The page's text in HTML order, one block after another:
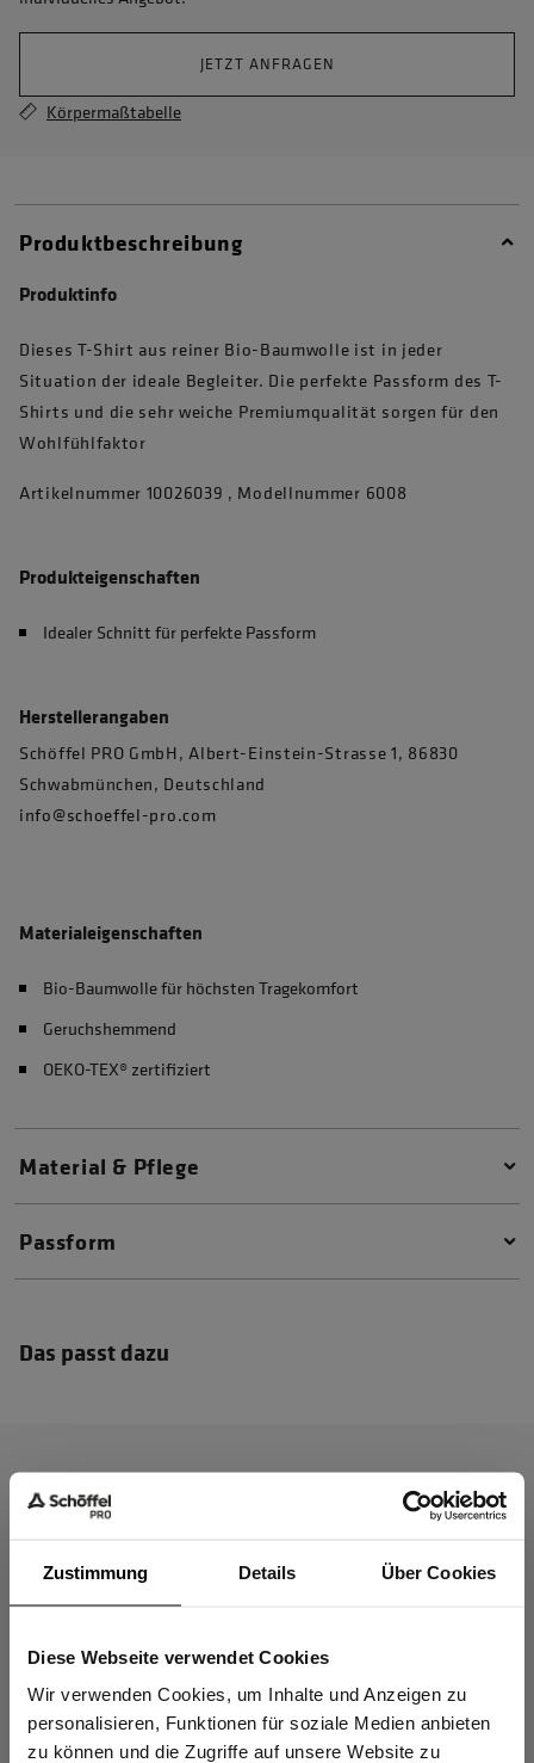
Zustimmung Details Über Cookies
Diese Webseite verwendet Cookies
Wir verwenden Cookies, um Inhalte und Anzeigen zu
personalisieren, Funktionen für soziale Medien anbieten
zu können und die Zugriffe auf unsere Website zu
JETZT ANFRAGEN
Körpermaßtabelle
Produktbeschreibung
Produktinfo
Dieses T-Shirt aus reiner Bio-Baumwolle ist in jeder
Situation der ideale Begleiter. Die perfekte Passform des T-
Shirts und die sehr weiche Premiumqualität sorgen für den
Wohlfühlfaktor
Artikelnummer 10026039 , Modellnummer 6008
Produkteigenschaften
Idealer Schnitt für perfekte Passform
Herstellerangaben
Schöffel PRO GmbH, Albert-Einstein-Strasse 1, 86830
Schwabmünchen, Deutschland
info@schoeffel-pro.com
Materialeigenschaften
Bio-Baumwolle für höchsten Tragekomfort
Geruchshemmend
OEKO-TEX® zertifiziert
Material & Pflege
Passform
Das passt dazu
Sind Sie
Gewerbetreibender?